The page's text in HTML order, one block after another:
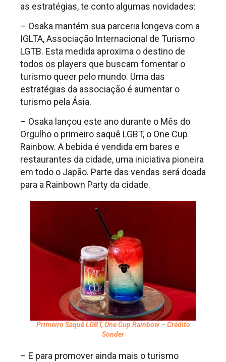
as estratégias, te conto algumas novidades:
– Osaka mantém sua parceria longeva com a
IGLTA, Associação Internacional de Turismo
LGTB. Esta medida aproxima o destino de
todos os players que buscam fomentar o
turismo queer pelo mundo. Uma das
estratégias da associação é aumentar o
turismo pela Ásia.
– Osaka lançou este ano durante o Mês do
Orgulho o primeiro saquê LGBT, o One Cup
Rainbow. A bebida é vendida em bares e
restaurantes da cidade, uma iniciativa pioneira
em todo o Japão. Parte das vendas será doada
para a Rainbown Party da cidade.
Primeiro Saquê LGBT, One Cup Rainbow – Crédito
Sonder
– E para promover ainda mais o turismo